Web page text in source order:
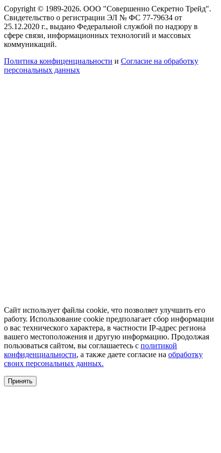
Copyright © 1989-2026. ООО "Совершенно Секретно Трейд".
Свидетельство о регистрации ЭЛ № ФС 77-79634 от
25.12.2020 г., выдано Федеральной службой по надзору в
сфере связи, информационных технологий и массовых
коммуникаций.
Политика конфиценциальности и Согласие на обработку
персональных данных
Сайт использует файлы cookie, что позволяет улучшить его
работу. Использование cookie предполагает сбор информации
о вас технического характера, в частности IP-адрес региона
вашего местоположения и другую информацию. Продолжая
пользоваться сайтом, вы соглашаетесь с политикой
конфиденциальности, а также даете согласие на обработку
своих персональных данных.
Принять